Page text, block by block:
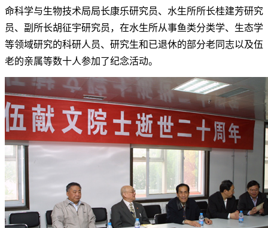
命科学与生物技术局局长康乐研究员、水生所所长桂建芳研究
员、副所长胡征宇研究员，在水生所从事鱼类分类学、生态学
等领域研究的科研人员、研究生和已退休的部分老同志以及伍
老的亲属等数十人参加了纪念活动。